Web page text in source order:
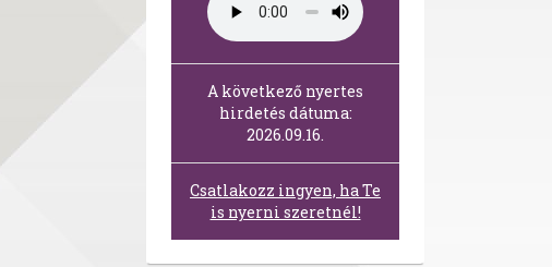
A következő nyertes
hirdetés dátuma:
2026.09.16.
Csatlakozz ingyen, ha Te
is nyerni szeretnél!